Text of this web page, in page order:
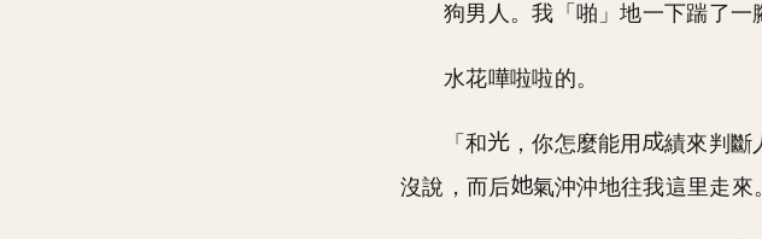
狗男人。我「啪」地一下踹了一
水花嘩啦啦的。
「和 ，你怎麼能用 績來判斷
沒說，而后
氣沖沖地往我這里走來